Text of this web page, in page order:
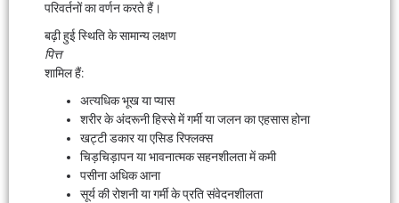
परिवर्तनों का वर्णन करते हैं।
बढ़ी हुई स्थिति के सामान्य लक्षण
पित्त
शामिल हैं:
अत्यधिक भूख या प्यास
शरीर के अंदरूनी हिस्से में गर्मी या जलन का एहसास होना
खट्टी डकार या एसिड रिफ्लक्स
चिड़चिड़ापन या भावनात्मक सहनशीलता में कमी
पसीना अधिक आना
सूर्य की रोशनी या गर्मी के प्रति संवेदनशीलता